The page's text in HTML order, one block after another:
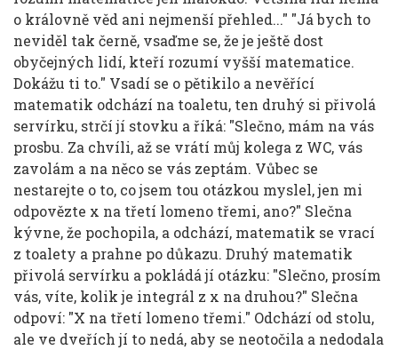
o královně věd ani nejmenší přehled..." "Já bych to
neviděl tak černě, vsaďme se, že je ještě dost
obyčejných lidí, kteří rozumí vyšší matematice.
Dokážu ti to." Vsadí se o pětikilo a nevěřící
matematik odchází na toaletu, ten druhý si přivolá
servírku, strčí jí stovku a říká: "Slečno, mám na vás
prosbu. Za chvíli, až se vrátí můj kolega z WC, vás
zavolám a na něco se vás zeptám. Vůbec se
nestarejte o to, co jsem tou otázkou myslel, jen mi
odpovězte x na třetí lomeno třemi, ano?" Slečna
kývne, že pochopila, a odchází, matematik se vrací
z toalety a prahne po důkazu. Druhý matematik
přivolá servírku a pokládá jí otázku: "Slečno, prosím
vás, víte, kolik je integrál z x na druhou?" Slečna
odpoví: "X na třetí lomeno třemi." Odchází od stolu,
ale ve dveřích jí to nedá, aby se neotočila a nedodala